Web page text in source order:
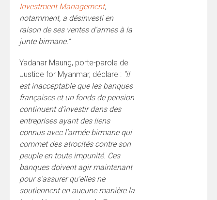
Investment Management,
notamment, a désinvesti en
raison de ses ventes d’armes à la
junte birmane.”
Yadanar Maung, porte-parole de
Justice for Myanmar, déclare : “il
est inacceptable que les banques
françaises et un fonds de pension
continuent d’investir dans des
entreprises ayant des liens
connus avec l’armée birmane qui
commet des atrocités contre son
peuple en toute impunité. Ces
banques doivent agir maintenant
pour s’assurer qu’elles ne
soutiennent en aucune manière la